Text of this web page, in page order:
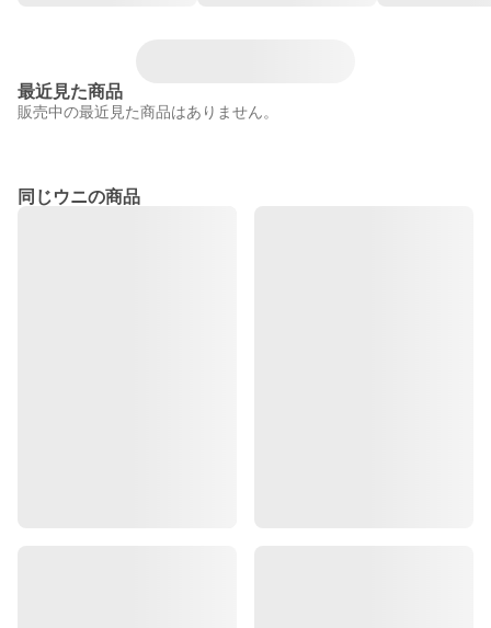
最近見た商品
販売中の最近見た商品はありません。
同じウニの商品